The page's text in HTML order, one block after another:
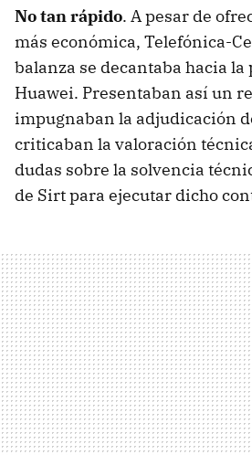
No tan rápido. A pesar de
más económica, Telefónica-
balanza se decantaba hacia
Huawei. Presentaban así un
impugnaban la adjudicación
criticaban la valoración
dudas sobre la solvencia
de Sirt para ejecutar dicho